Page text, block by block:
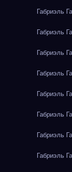
Габриэль
Габриэль
Габриэль
Габриэль
Габриэль
Габриэль
Габриэль
Габриэль